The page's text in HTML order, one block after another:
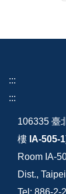
:::
:::
106335 臺
樓 IA-505-1
Room IA-
Dist.,